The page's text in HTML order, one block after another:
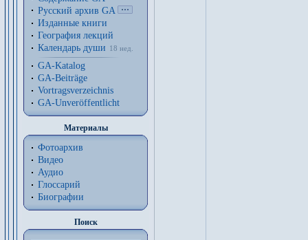
Русский архив GA
Изданные книги
География лекций
Календарь души
18 нед.
GA-Katalog
GA-Beiträge
Vortragsverzeichnis
GA-Unveröffentlicht
Материалы
Фотоархив
Видео
Аудио
Глоссарий
Биографии
Поиск